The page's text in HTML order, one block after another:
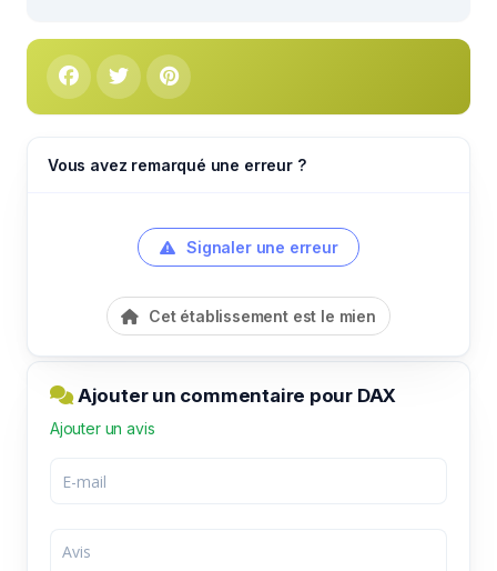
Vous avez remarqué une erreur ?
Signaler une erreur
Cet établissement est le mien
Ajouter un commentaire pour DAX
Ajouter un avis